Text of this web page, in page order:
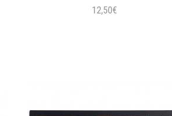
12,50€